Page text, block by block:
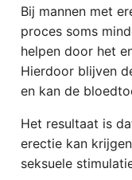
Bij mannen met
proces soms
helpen door het
Hierdoor blijven
en kan de
Het resultaat is
erectie kan
seksuele